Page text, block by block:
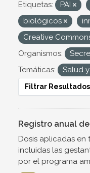
Etiquetas: PAI
biológicos
Creative
Organismos:
Temáticas:
Salud
Filtrar Resultados
Registro anual
Dosis aplicadas
incluidas las
por el programa